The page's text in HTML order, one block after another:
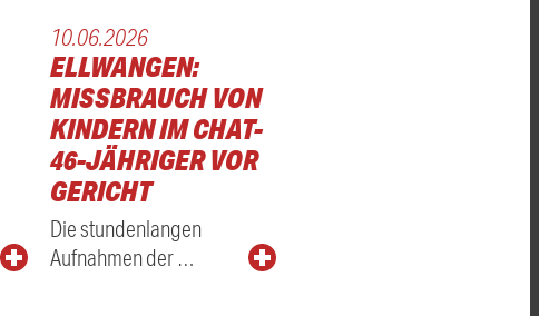
10.06.2026
ELLWANGEN:
MISSBRAUCH VON
KINDERN IM CHAT-
46-JÄHRIGER VOR
GERICHT
Die stundenlangen
Aufnahmen der …